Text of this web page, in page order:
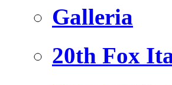
Galleria
20th Fox